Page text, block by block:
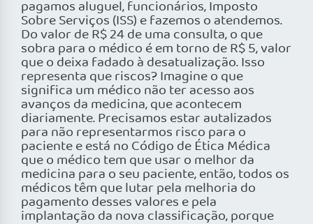
pagamos aluguel, funcionários, Imposto
Sobre Serviços (ISS) e fazemos o atendemos.
Do valor de R$ 24 de uma consulta, o que
sobra para o médico é em torno de R$ 5, valor
que o deixa fadado à desatualização. Isso
representa que riscos? Imagine o que
significa um médico não ter acesso aos
avanços da medicina, que acontecem
diariamente. Precisamos estar autalizados
para não representarmos risco para o
paciente e está no Código de Ética Médica
que o médico tem que usar o melhor da
medicina para o seu paciente, então, todos os
médicos têm que lutar pela melhoria do
pagamento desses valores e pela
implantação da nova classificação, porque